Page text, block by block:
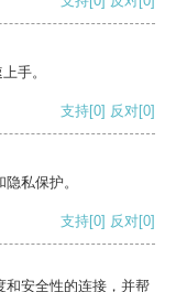
手。
支持[0] 反对[0]
私保护。
支持[0] 反对[0]
和安全性的连接，并帮